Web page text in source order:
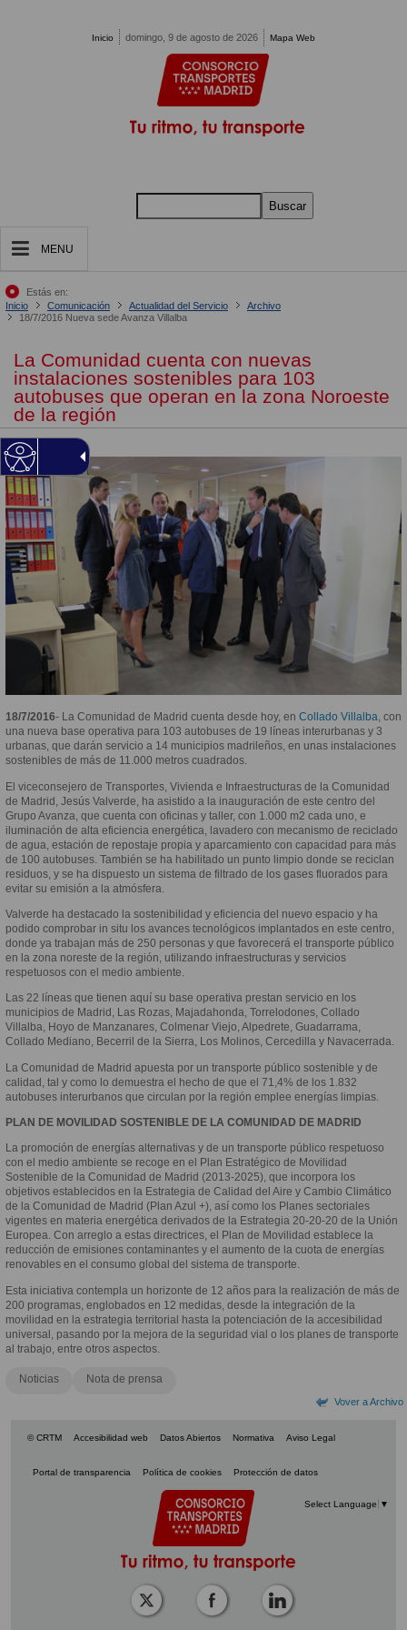
Inicio domingo, 9 de agosto de 2026 Mapa Web
Buscar
MENU
Estás en:
Inicio
Comunicación Actualidad del Servicio
Archivo
18/7/2016 Nueva sede Avanza Villalba
La Comunidad cuenta con nuevas
instalaciones sostenibles para 103
autobuses que operan en la zona Noroeste
de la región
18/7/2016- La Comunidad de Madrid cuenta desde hoy, en Collado Villalba, con
una nueva base operativa para 103 autobuses de 19 líneas interurbanas y 3
urbanas, que darán servicio a 14 municipios madrileños, en unas instalaciones
sostenibles de más de 11.000 metros cuadrados.
El viceconsejero de Transportes, Vivienda e Infraestructuras de la Comunidad
de Madrid, Jesús Valverde, ha asistido a la inauguración de este centro del
Grupo Avanza, que cuenta con oficinas y taller, con 1.000 m2 cada uno, e
iluminación de alta eficiencia energética, lavadero con mecanismo de reciclado
de agua, estación de repostaje propia y aparcamiento con capacidad para más
de 100 autobuses. También se ha habilitado un punto limpio donde se reciclan
residuos, y se ha dispuesto un sistema de filtrado de los gases fluorados para
evitar su emisión a la atmósfera.
Valverde ha destacado la sostenibilidad y eficiencia del nuevo espacio y ha
podido comprobar in situ los avances tecnológicos implantados en este centro,
donde ya trabajan más de 250 personas y que favorecerá el transporte público
en la zona noreste de la región, utilizando infraestructuras y servicios
respetuosos con el medio ambiente.
Las 22 líneas que tienen aquí su base operativa prestan servicio en los
municipios de Madrid, Las Rozas, Majadahonda, Torrelodones, Collado
Villalba, Hoyo de Manzanares, Colmenar Viejo, Alpedrete, Guadarrama,
Collado Mediano, Becerril de la Sierra, Los Molinos, Cercedilla y Navacerrada.
La Comunidad de Madrid apuesta por un transporte público sostenible y de
calidad, tal y como lo demuestra el hecho de que el 71,4% de los 1.832
autobuses interurbanos que circulan por la región emplee energías limpias.
PLAN DE MOVILIDAD SOSTENIBLE DE LA COMUNIDAD DE MADRID
La promoción de energías alternativas y de un transporte público respetuoso
con el medio ambiente se recoge en el Plan Estratégico de Movilidad
Sostenible de la Comunidad de Madrid (2013-2025), que incorpora los
objetivos establecidos en la Estrategia de Calidad del Aire y Cambio Climático
de la Comunidad de Madrid (Plan Azul +), así como los Planes sectoriales
vigentes en materia energética derivados de la Estrategia 20-20-20 de la Unión
Europea. Con arreglo a estas directrices, el Plan de Movilidad establece la
reducción de emisiones contaminantes y el aumento de la cuota de energías
renovables en el consumo global del sistema de transporte.
Esta iniciativa contempla un horizonte de 12 años para la realización de más de
200 programas, englobados en 12 medidas, desde la integración de la
movilidad en la estrategia territorial hasta la potenciación de la accesibilidad
universal, pasando por la mejora de la seguridad vial o los planes de transporte
al trabajo, entre otros aspectos.
Noticias Nota de prensa
Vover a Archivo
© CRTM Accesibilidad web Datos Abiertos Normativa Aviso Legal
Portal de transparencia Política de cookies Protección de datos
Select Language ▼